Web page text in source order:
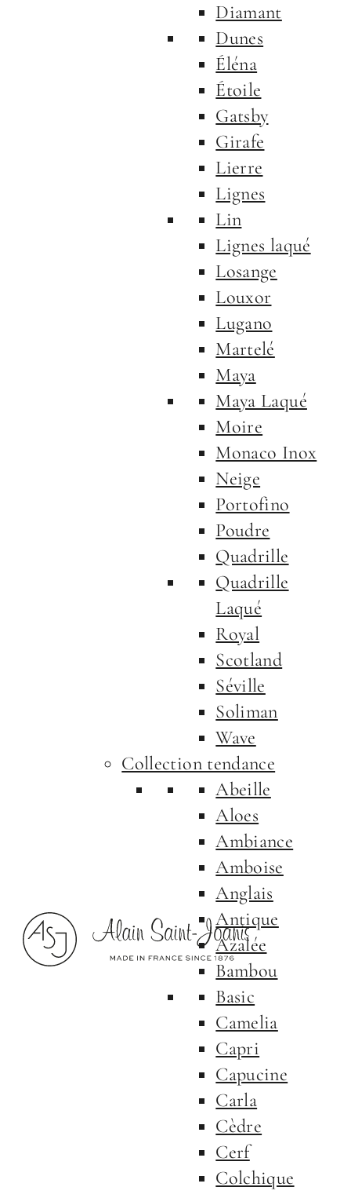
Diamant
Dunes
Éléna
Étoile
Gatsby
Girafe
Lierre
Lignes
Lin
Lignes laqué
Losange
Louxor
Lugano
Martelé
Maya
Maya Laqué
Moire
Monaco Inox
Neige
Portofino
Poudre
Quadrille
Quadrille
Laqué
Royal
Scotland
Séville
Soliman
Wave
Collection tendance
Abeille
Aloes
Ambiance
Amboise
Anglais
Antique
Azalée
Bambou
Basic
Camelia
Capri
Capucine
Carla
Cèdre
Cerf
Colchique